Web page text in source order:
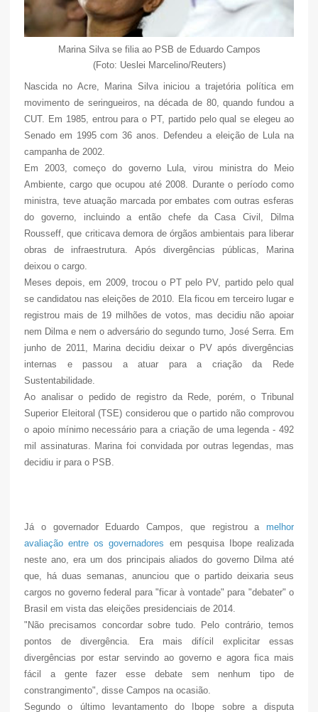
Marina Silva se filia ao PSB de Eduardo Campos
(Foto: Ueslei Marcelino/Reuters)
Nascida no Acre, Marina Silva iniciou a trajetória política em
movimento de seringueiros, na década de 80, quando fundou a
CUT. Em 1985, entrou para o PT, partido pelo qual se elegeu ao
Senado em 1995 com 36 anos. Defendeu a eleição de Lula na
campanha de 2002.
Em 2003, começo do governo Lula, virou ministra do Meio
Ambiente, cargo que ocupou até 2008. Durante o período como
ministra, teve atuação marcada por embates com outras esferas
do governo, incluindo a então chefe da Casa Civil, Dilma
Rousseff, que criticava demora de órgãos ambientais para liberar
obras de infraestrutura. Após divergências públicas, Marina
deixou o cargo.
Meses depois, em 2009, trocou o PT pelo PV, partido pelo qual
se candidatou nas eleições de 2010. Ela ficou em terceiro lugar e
registrou mais de 19 milhões de votos, mas decidiu não apoiar
nem Dilma e nem o adversário do segundo turno, José Serra. Em
junho de 2011, Marina decidiu deixar o PV após divergências
internas e passou a atuar para a criação da Rede
Sustentabilidade.
Ao analisar o pedido de registro da Rede, porém, o Tribunal
Superior Eleitoral (TSE) considerou que o partido não comprovou
o apoio mínimo necessário para a criação de uma legenda - 492
mil assinaturas. Marina foi convidada por outras legendas, mas
decidiu ir para o PSB.
Já o governador Eduardo Campos, que registrou a melhor
avaliação entre os governadores em pesquisa Ibope realizada
neste ano, era um dos principais aliados do governo Dilma até
que, há duas semanas, anunciou que o partido deixaria seus
cargos no governo federal para "ficar à vontade" para "debater" o
Brasil em vista das eleições presidenciais de 2014.
"Não precisamos concordar sobre tudo. Pelo contrário, temos
pontos de divergência. Era mais difícil explicitar essas
divergências por estar servindo ao governo e agora fica mais
fácil a gente fazer esse debate sem nenhum tipo de
constrangimento", disse Campos na ocasião.
Segundo o último levantamento do Ibope sobre a disputa